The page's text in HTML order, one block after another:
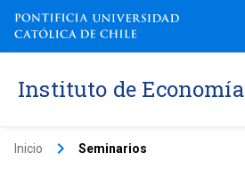
Instituto de Economía
Inicio keyboard_arrow_right Seminarios